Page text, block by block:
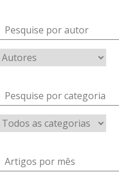
Pesquise por autor
Pesquise por categoria
Artigos por mês